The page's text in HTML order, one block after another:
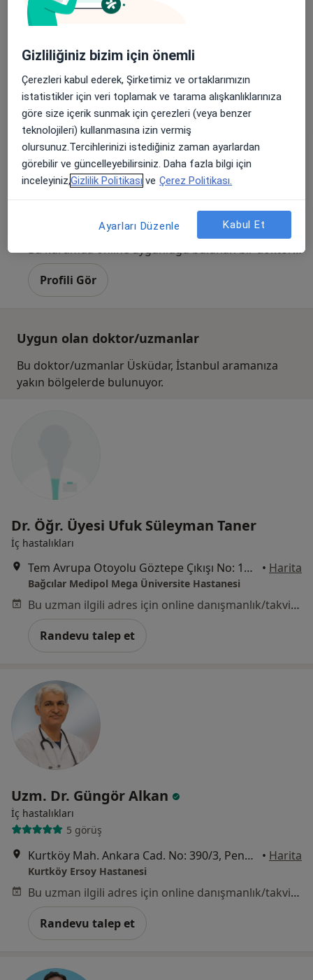
Özel Çamlıca Erdem Hastanesi
Gastroenteroloji ·Daha fazla
97 görüş
Alemdağ Yanyolu Cad. No:36, Üsküdar•Harita
Özel Çamlıca Erdem Hastanesi
Dr. Öğr. Üyesi Cengiz
Duygulu
Uzm. Dr. Ömer Aksu
İç hastalıkları
Uzm. Dr. Nazan
5 uzmanın hepsini gör
Bu kurumda online uygunluğu bulunan bir doktor veya uzman bulunamadı
Profili Gör
Uygun olan doktor/uzmanlar
Bu doktor/uzmanlar Üsküdar, İstanbul aramanıza
yakın bölgelerde bulunuyor.
Dr. Öğr. Üyesi Ufuk Süleyman Taner
İç hastalıkları
Tem Avrupa Otoyolu Göztepe Çıkışı No: 1Bağcılar, İstanbul • Harita
Bağcılar Medipol Mega Üniversite Hastanesi
Bu uzman ilgili adres için online danışmanlık/takvim sunmuyor.
Randevu talep et
Uzm. Dr. Güngör Alkan
İç hastalıkları
5 görüş
Kurtköy Mah. Ankara Cad. No: 390/3, Pendik • Harita
Kurtköy Ersoy Hastanesi
Bu uzman ilgili adres için online danışmanlık/takvim sunmuyor.
Randevu talep et
Gizliliğiniz bizim için önemli
Çerezleri kabul ederek, Şirketimiz ve ortaklarımızın
istatistikler için veri toplamak ve tarama alışkanlıklarınıza
göre size içerik sunmak için çerezleri (veya benzer
teknolojileri) kullanmasına izin vermiş
olursunuz.Tercihlerinizi istediğiniz zaman ayarlardan
görebilir ve güncelleyebilirsiniz. Daha fazla bilgi için
inceleyiniz,Gizlilik Politikası ve Çerez Politikası.
Ayarları Düzenle Kabul Et